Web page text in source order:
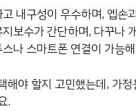
내구성이 우수하며, 엡손
보수가 간단하며, 다꾸나
나 스마트폰 연결이 가능
해야 할지 고민했는데, 가
.